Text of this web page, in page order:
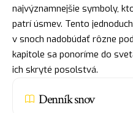
najvýznamnejšie symboly,
patrí úsmev. Tento
v snoch nadobúdať rôzne
kapitole sa ponoríme do
ich skryté posolstvá.
Denník snov